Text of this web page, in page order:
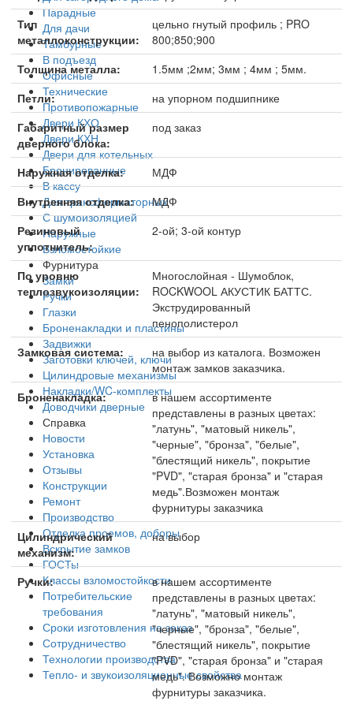
Парадные
Для дачи
Тамбурные
В подъезд
Офисные
Технические
Противопожарные
Двери КХО
Двери КХН
Двери для котельных
Бронированные
В кассу
Для трансформаторных
С шумоизоляцией
Наружные
Взломостойкие
Фурнитура
Замки
Ручки
Глазки
Броненакладки и пластины
Задвижки
Заготовки ключей, ключи
Цилиндровые механизмы
Накладки/WC-комплекты
Доводчики дверные
Справка
Новости
Установка
Отзывы
Конструкции
Ремонт
Производство
Отделка проемов, доборы
Вскрытие замков
ГОСТы
Классы взломостойкости
Потребительские
требования
Сроки изготовления на заказ
Сотрудничество
Технологии производства
Тепло- и звукоизоляционные свойства
Тип
металлоконструкции:
цельно гнутый профиль ; PRO
800;850;900
Толщина металла:
1.5мм ;2мм; 3мм ; 4мм ; 5мм.
Петли:
на упорном подшипнике
Габаритный размер
дверного блока:
под заказ
Наружная отделка:
МДФ
Внутренняя отделка:
МДФ
Резиновый
уплотнитель:
2-ой; 3-ой контур
По уровню
теплозвукоизоляции:
Многослойная - Шумоблок,
ROCKWOOL АКУСТИК БАТТС.
Экструдированный
пенополистерол
Замковая система:
на выбор из каталога. Возможен
монтаж замков заказчика.
Броненакладка:
в нашем ассортименте
представлены в разных цветах:
"латунь", "матовый никель",
"черные", "бронза", "белые",
"блестящий никель", покрытие
"PVD", "старая бронза" и "старая
медь".Возможен монтаж
фурнитуры заказчика
Цилиндрический
механизм:
на выбор
Ручки:
в нашем ассортименте
представлены в разных цветах:
"латунь", "матовый никель",
"черные", "бронза", "белые",
"блестящий никель", покрытие
"PVD", "старая бронза" и "старая
медь". Возможно монтаж
фурнитуры заказчика.